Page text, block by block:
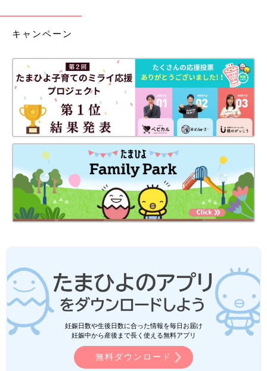
キャンペーン
妊娠日数や生後日数に合った情報を毎日お届け
妊娠中から産後まで長く使える無料アプリ
無料ダウンロード